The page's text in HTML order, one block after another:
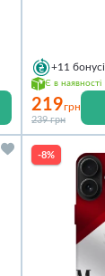
+11
Є в наявності
219грн
239 грн
-8%